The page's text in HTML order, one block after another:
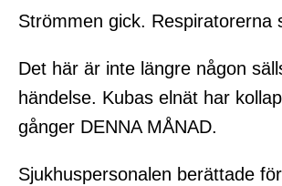
Strömmen gick. Respiratorerna
Det här är inte längre någon
händelse. Kubas elnät har
gånger DENNA MÅNAD.
Sjukhuspersonalen berättade